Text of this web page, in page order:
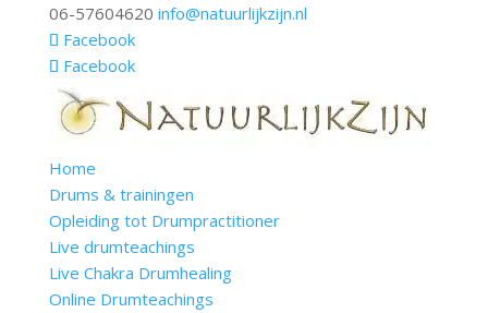
06-57604620 info@natuurlijkzijn.nl
Facebook
Facebook
Home
Drums & trainingen
Opleiding tot Drumpractitioner
Live drumteachings
Live Chakra Drumhealing
Online Drumteachings